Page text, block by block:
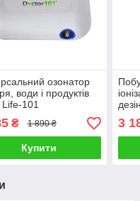
озонатор
води і продуктів
101
₴ 1 890 ₴
Купити
3